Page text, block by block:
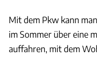
Mit dem Pkw kann
im Sommer über eine
auffahren, mit dem